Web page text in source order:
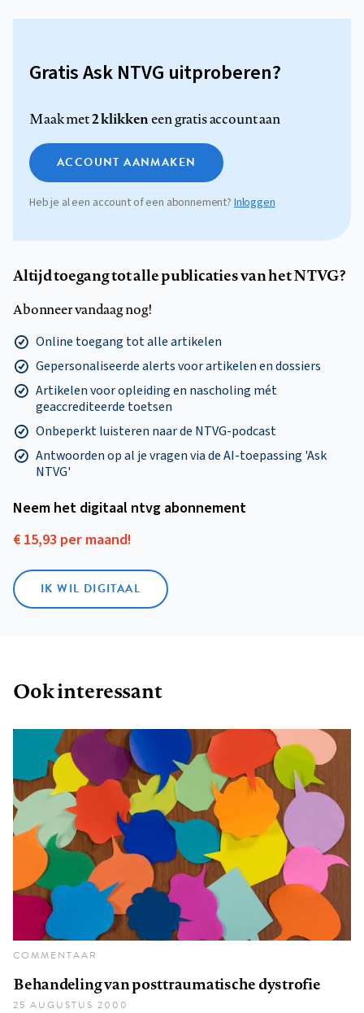
Gratis Ask NTVG uitproberen?
Maak met2 klikkeneen gratis account aan
ACCOUNT AANMAKEN
Heb je al een account of een abonnement? Inloggen
Altijd toegang tot alle publicaties van het NTVG?
Abonneer vandaag nog!
Online toegang tot alle artikelen
Gepersonaliseerde alerts voor artikelen en dossiers
Artikelen voor opleiding en nascholing mét
geaccrediteerde toetsen
Onbeperkt luisteren naar de NTVG-podcast
Antwoorden op al je vragen via de AI-toepassing 'Ask
NTVG'
Neem het digitaal ntvg abonnement
€ 15,93 per maand!
IK WIL DIGITAAL
Ook interessant
COMMENTAAR
Behandeling van posttraumatische dystrofie
25 AUGUSTUS 2000